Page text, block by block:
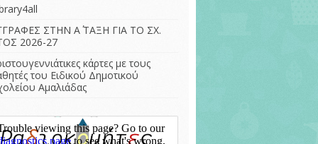
ΣΤΗΝ Α΄ ΤΑΞΗ ΓΙΑ ΤΟ ΣΧ.
2026-27
κάρτες με τους
του Ειδικού Δημοτικού
Αμαλιάδας